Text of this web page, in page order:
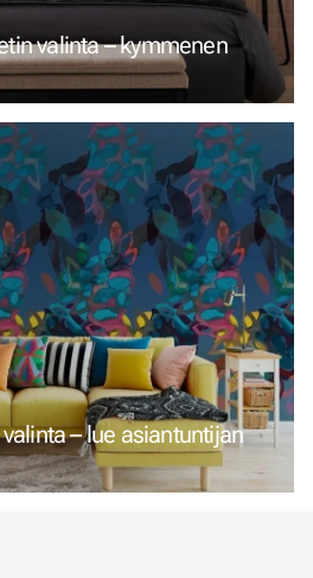
valinta – kymmenen
– lue asiantuntijan